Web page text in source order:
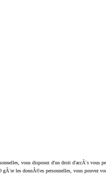
vous disposez d'un droit d'accÃ¨s vous
les donnÃ©es personnelles, vous pouvez